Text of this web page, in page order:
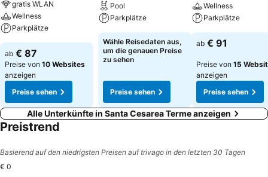
gratis WLAN
Wellness
Parkplätze
ab € 87
Preise von 10 Websites
anzeigen
Preise sehen
Pool
Parkplätze
Wähle Reisedaten aus,
um die genauen Preise
zu sehen
Preise sehen
Wellness
Parkplätze
ab € 91
Preise von 15
anzeigen
Preise sehen
Alle Unterkünfte in Santa Cesarea Terme anzeigen
Preistrend
Basierend auf den niedrigsten Preisen auf trivago in den letzten 30 Tagen
€ 0